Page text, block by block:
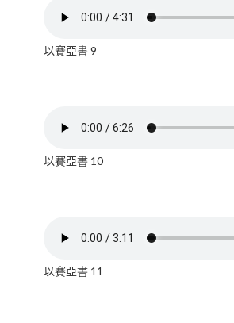
以賽亞書 9
以賽亞書 10
以賽亞書 11